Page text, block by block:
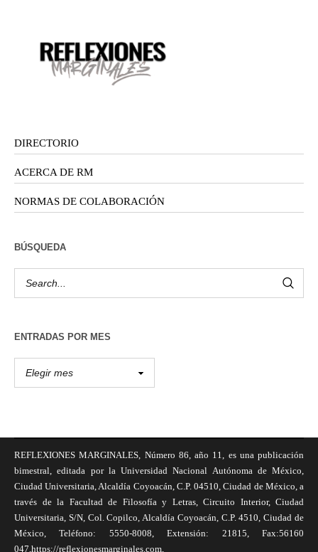
DIRECTORIO
ACERCA DE RM
NORMAS DE COLABORACIÓN
BÚSQUEDA
ENTRADAS POR MES
REFLEXIONES MARGINALES, Número 86, año 11, es una publicación
bimestral, editada por la Universidad Nacional Autónoma de México,
Ciudad Universitaria, Alcaldía Coyoacán, C.P. 04510, Ciudad de México, a
través de la Facultad de Filosofía y Letras, Circuito Interior, Ciudad
Universitaria, S/N, Col. Copilco, Alcaldía Coyoacán, C.P. 4510, Ciudad de
México, Teléfono: 5550-8008, Extensión: 21815, Fax:56160
047,https://reflexionesmarginales.com,